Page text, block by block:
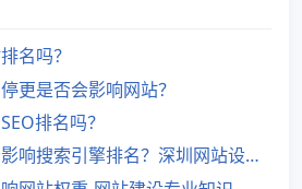
名吗？
更是否会影响网站？
排名吗？
网站标题修改是否会影响搜索引擎排名？深圳网站设计价格多少？